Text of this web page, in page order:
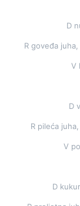
D
R goveđa
V
D
R pileća
V
D